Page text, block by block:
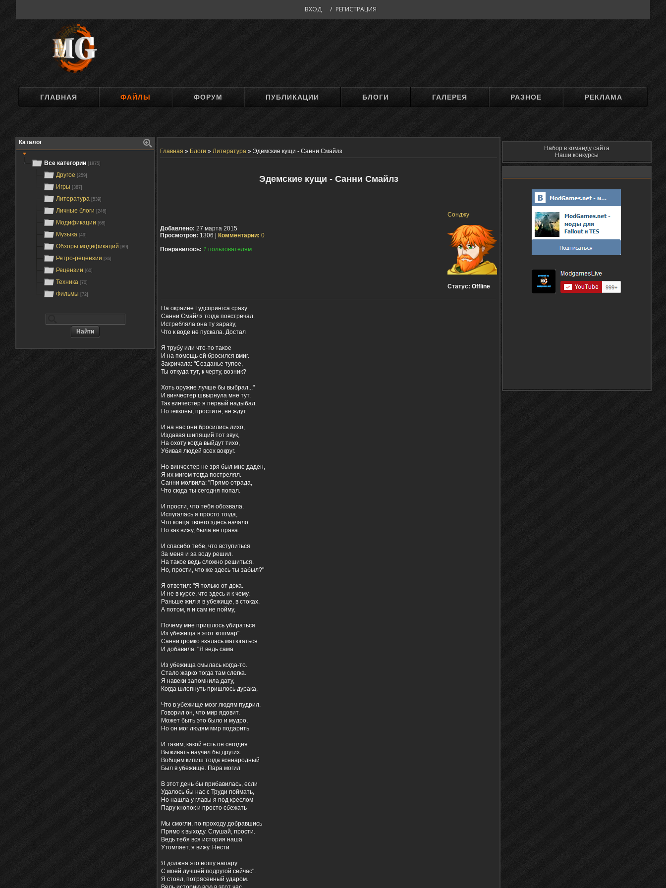
ВХОД / РЕГИСТРАЦИЯ
ГЛАВНАЯ ФАЙЛЫ ФОРУМ ПУБЛИКАЦИИ БЛОГИ ГАЛЕРЕЯ РАЗНОЕ РЕКЛАМА
Каталог
Все категории [1875]
Другое [259]
Игры [387]
Литература [539]
Личные блоги [246]
Модификации [68]
Музыка [49]
Обзоры модификаций [89]
Ретро-рецензии [36]
Рецензии [60]
Техника [70]
Фильмы [72]
Главная » Блоги » Литература » Эдемские кущи - Санни Смайлз
Эдемские кущи - Санни Смайлз
Сонджу
Статус: Offline
Добавлено: 27 марта 2015
Просмотров: 1306 | Комментарии: 0
Понравилось: 1 пользователям
На окраине Гудспрингса сразу
Санни Смайлз тогда повстречал.
Истребляла она ту заразу,
Что к воде не пускала. Достал
Я трубу или что-то такое
И на помощь ей бросился вмиг.
Закричала: "Созданье тупое,
Ты откуда тут, к черту, возник?
Хоть оружие лучше бы выбрал..."
И винчестер швырнула мне тут.
Так винчестер я первый надыбал.
Но гекконы, простите, не ждут.
И на нас они бросились лихо,
Издавая шипящий тот звук,
На охоту когда выйдут тихо,
Убивая людей всех вокруг.
Но винчестер не зря был мне даден,
Я их мигом тогда пострелял.
Санни молвила: "Прямо отрада,
Что сюда ты сегодня попал.
И прости, что тебя обозвала.
Испугалась я просто тогда,
Что конца твоего здесь начало.
Но как вижу, была не права.
И спасибо тебе, что вступиться
За меня и за воду решил.
На такое ведь сложно решиться.
Но, прости, что же здесь ты забыл?"
Я ответил: "Я только от дока.
И не в курсе, что здесь и к чему.
Раньше жил я в убежище, в стоках.
А потом, я и сам не пойму,
Почему мне пришлось убираться
Из убежища в этот кошмар".
Санни громко взялась матюгаться
И добавила: "Я ведь сама
Из убежища смылась когда-то.
Стало жарко тогда там слегка.
Я навеки запомнила дату,
Когда шлепнуть пришлось дурака,
Что в убежище мозг людям пудрил.
Говорил он, что мир ядовит.
Может быть это было и мудро,
Но он мог людям мир подарить
И таким, какой есть он сегодня.
Выживать научил бы других.
Вобщем кипиш тогда всенародный
Был в убежище. Пара могил
В этот день бы прибавилась, если
Удалось бы нас с Труди поймать,
Но нашла у главы я под креслом
Пару кнопок и просто сбежать
Мы смогли, по проходу добравшись
Прямо к выходу. Слушай, прости.
Ведь тебя вся история наша
Утомляет, я вижу. Нести
Я должна это ношу напару
С моей лучшей подругой сейчас".
Я стоял, потрясенный ударом.
Набор в команду сайта
Наши конкурсы